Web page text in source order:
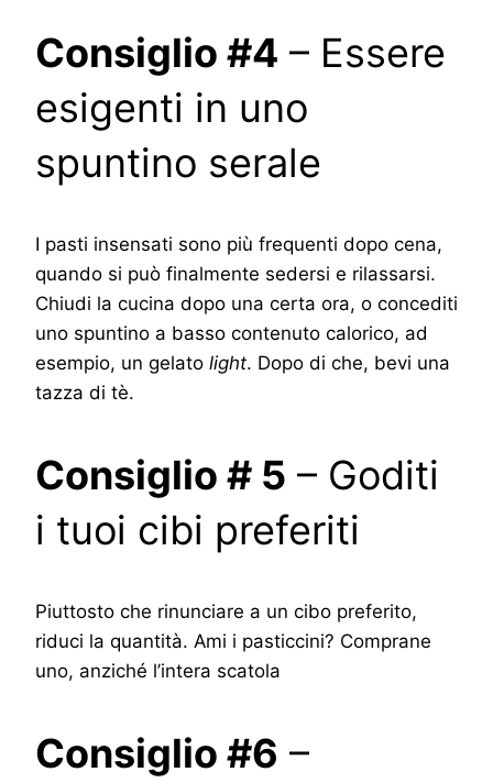
Consiglio #4 – Essere
esigenti in uno
spuntino serale
I pasti insensati sono più frequenti dopo cena,
quando si può finalmente sedersi e rilassarsi.
Chiudi la cucina dopo una certa ora, o concediti
uno spuntino a basso contenuto calorico, ad
esempio, un gelato light. Dopo di che, bevi una
tazza di tè.
Consiglio # 5 – Goditi
i tuoi cibi preferiti
Piuttosto che rinunciare a un cibo preferito,
riduci la quantità. Ami i pasticcini? Comprane
uno, anziché l’intera scatola
Consiglio #6 –